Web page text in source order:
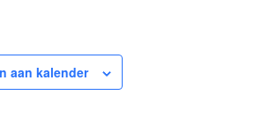
aan kalender